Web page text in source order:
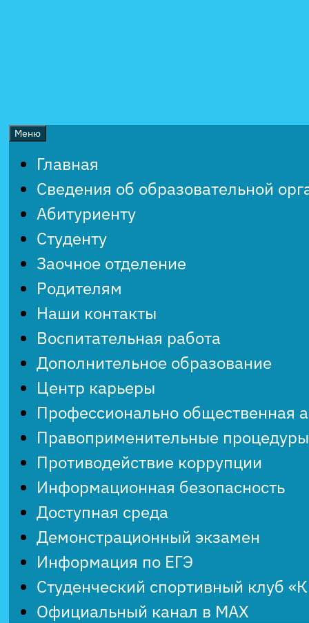
Меню
Главная
Сведения об образовательной
Абитуриенту
Студенту
Заочное отделение
Родителям
Наши контакты
Воспитательная работа
Дополнительное образование
Центр карьеры
Профессионально общественная
Правоприменительные процедуры
Противодействие коррупции
Информационная безопасность
Доступная среда
Демонстрационный экзамен
Информация по ЕГЭ
Студенческий спортивный клуб
Официальный канал в MAX